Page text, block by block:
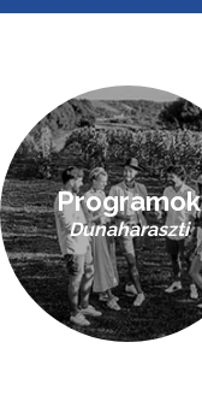
Programok
Dunaharaszti